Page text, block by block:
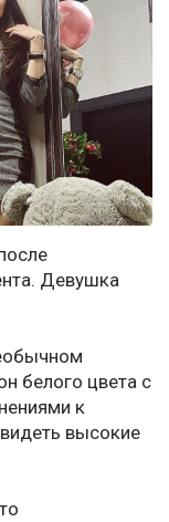
Девушка
белого цвета с
к
высокие